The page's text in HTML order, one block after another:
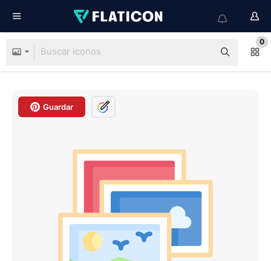
0
Guardar